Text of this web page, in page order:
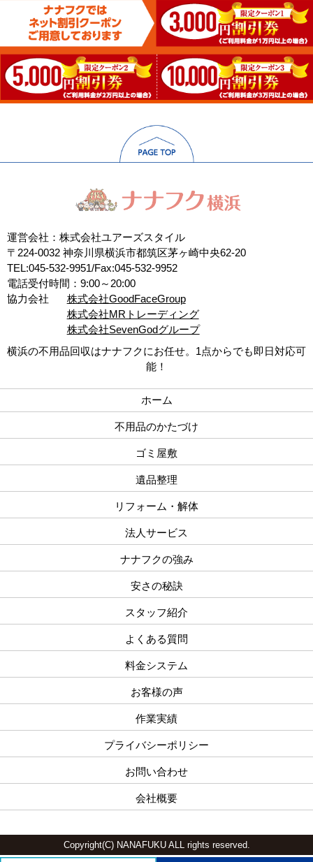
運営会社：株式会社ユアーズスタイル
〒224-0032 神奈川県横浜市都筑区茅ヶ崎中央62-20
TEL:045-532-9951/Fax:045-532-9952
電話受付時間：9:00～20:00
協力会社
株式会社GoodFaceGroup
株式会社MRトレーディング
株式会社SevenGodグループ
横浜の不用品回収はナナフクにお任せ。1点からでも即日対応可
能！
ホーム
不用品のかたづけ
ゴミ屋敷
遺品整理
リフォーム・解体
法人サービス
ナナフクの強み
安さの秘訣
スタッフ紹介
よくある質問
料金システム
お客様の声
作業実績
プライバシーポリシー
お問い合わせ
会社概要
Copyright(C) NANAFUKU ALL rights reserved.